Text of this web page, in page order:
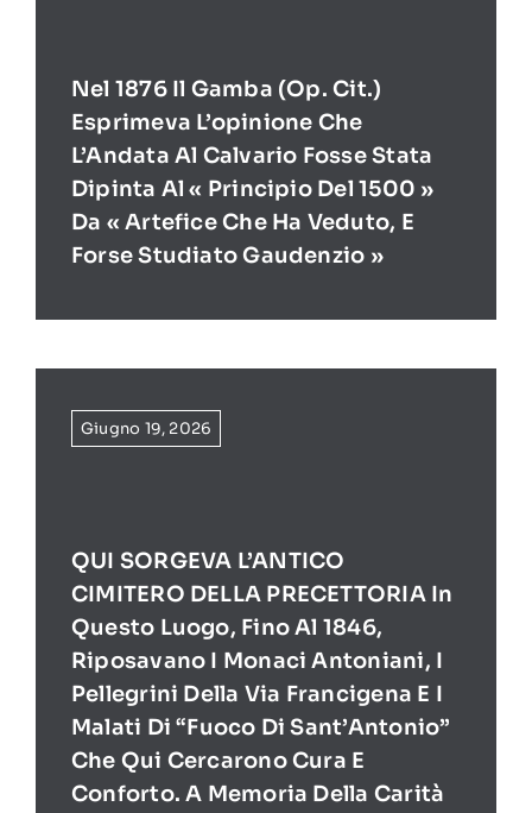
Nel 1876 Il Gamba (op. Cit.)
Esprimeva L’opinione Che
L’Andata Al Calvario Fosse Stata
Dipinta Al « Principio Del 1500 »
Da « Artefice Che Ha Veduto, E
Forse Studiato Gaudenzio »
Giugno 19, 2026
QUI SORGEVA L’ANTICO
CIMITERO DELLA PRECETTORIA In
Questo Luogo, Fino Al 1846,
Riposavano I Monaci Antoniani, I
Pellegrini Della Via Francigena E I
Malati Di “Fuoco Di Sant’Antonio”
Che Qui Cercarono Cura E
Conforto. A Memoria Della Carità